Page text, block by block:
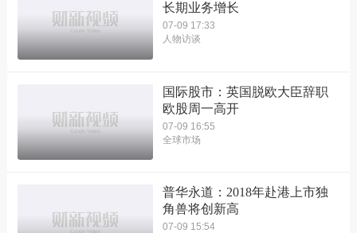
长期业务增长
07-09 17:33
人物访谈
国际股市：英国脱欧大臣辞职
欧股周一高开
07-09 16:55
全球市场
普华永道：2018年赴港上市独
角兽将创新高
07-09 15:54